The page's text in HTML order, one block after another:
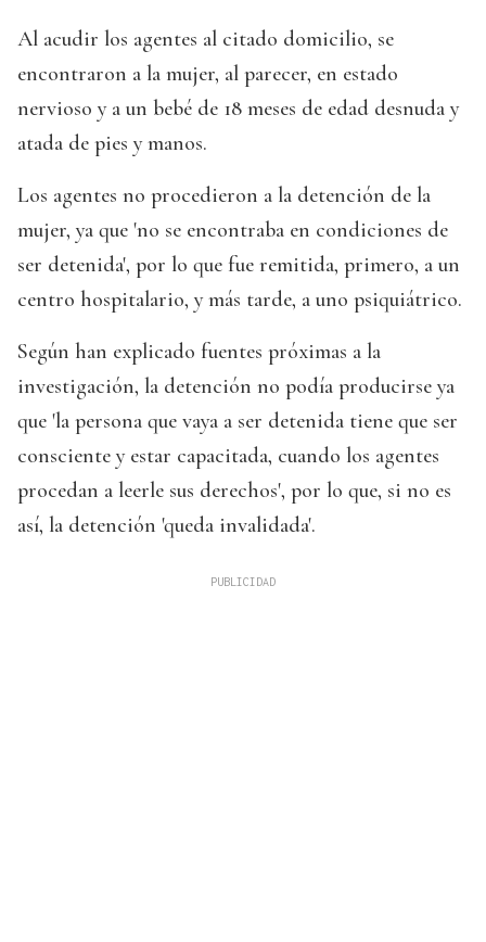
Al acudir los agentes al citado domicilio, se
encontraron a la mujer, al parecer, en estado
nervioso y a un bebé de 18 meses de edad desnuda y
atada de pies y manos.
Los agentes no procedieron a la detención de la
mujer, ya que 'no se encontraba en condiciones de
ser detenida', por lo que fue remitida, primero, a un
centro hospitalario, y más tarde, a uno psiquiátrico.
Según han explicado fuentes próximas a la
investigación, la detención no podía producirse ya
que 'la persona que vaya a ser detenida tiene que ser
consciente y estar capacitada, cuando los agentes
procedan a leerle sus derechos', por lo que, si no es
así, la detención 'queda invalidada'.